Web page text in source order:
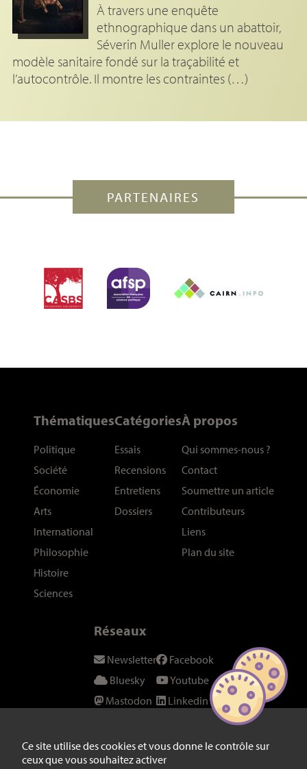
Ce site utilise des cookies et vous donne le contrôle sur
ceux que vous souhaitez activer
À travers une enquête
ethnographique dans un abattoir,
Séverin Muller explore le nouveau
modèle sanitaire fondé sur la traçabilité et
l’autocontrôle. Il montre les contraintes (…)
PARTENAIRES
Thématiques
Politique
Société
Économie
Arts
International
Philosophie
Histoire
Sciences
Catégories
Essais
Recensions
Entretiens
Dossiers
À propos
Qui sommes-nous ?
Contact
Soumettre un article
Contributeurs
Liens
Plan du site
Réseaux
Newsletter
Bluesky
Mastodon
Instagram
Twitter/X
Facebook
Youtube
Linkedin
Fil RSS